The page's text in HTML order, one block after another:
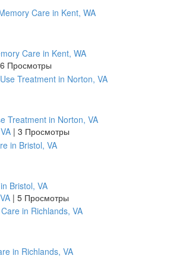
Care in Kent, WA
6 Просмотры
Treatment in Norton, VA
| 3 Просмотры
Bristol, VA
| 5 Просмотры
in Richlands, VA